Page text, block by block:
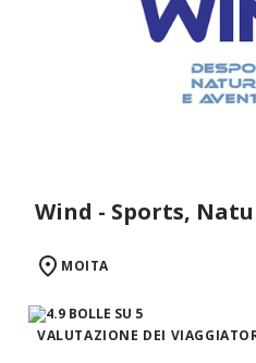
Wind - Sports,
MOITA
VALUTAZIONE DEI